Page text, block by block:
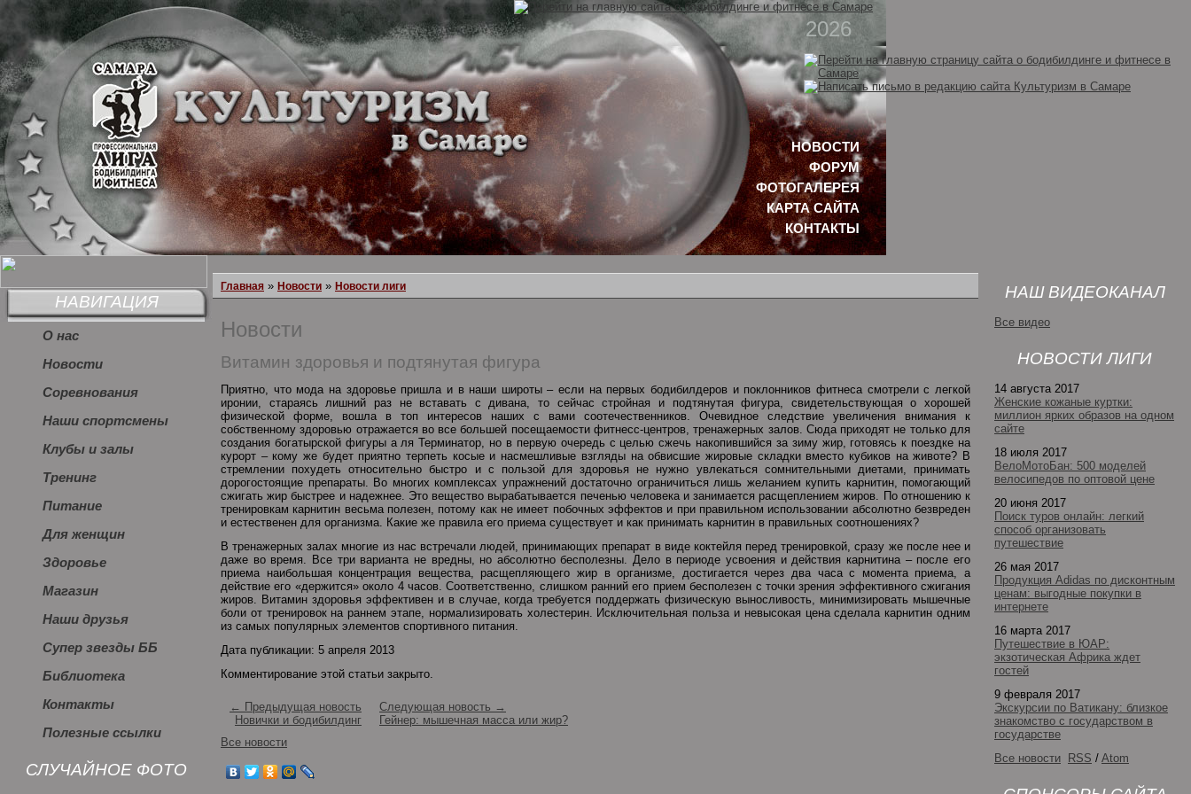
НАШ ВИДЕОКАНАЛ
Все видео
НОВОСТИ ЛИГИ
14 августа 2017
Женские кожаные куртки:
миллион ярких образов на одном
сайте
18 июля 2017
ВелоМотоБан: 500 моделей
велосипедов по оптовой цене
20 июня 2017
Поиск туров онлайн: легкий
способ организовать
путешествие
26 мая 2017
Продукция Adidas по дисконтным
ценам: выгодные покупки в
интернете
16 марта 2017
Путешествие в ЮАР:
экзотическая Африка ждет
гостей
9 февраля 2017
Экскурсии по Ватикану: близкое
знакомство с государством в
государстве
Все новости
RSS / Atom
НАВИГАЦИЯ
О нас
Новости
Соревнования
Наши спортсмены
Клубы и залы
Тренинг
Питание
Для женщин
Здоровье
Магазин
Наши друзья
Супер звезды ББ
Библиотека
Контакты
Полезные ссылки
СЛУЧАЙНОЕ ФОТО
Главная » Новости » Новости лиги
Новости
Витамин здоровья и подтянутая фигура
Приятно, что мода на здоровье пришла и в наши широты – если на первых бодибилдеров и поклонников фитнеса смотрели с легкой
иронии, стараясь лишний раз не вставать с дивана, то сейчас стройная и подтянутая фигура, свидетельствующая о хорошей
физической форме, вошла в топ интересов наших с вами соотечественников. Очевидное следствие увеличения внимания к
собственному здоровью отражается во все большей посещаемости фитнесс-центров, тренажерных залов. Сюда приходят не только для
создания богатырской фигуры а ля Терминатор, но в первую очередь с целью сжечь накопившийся за зиму жир, готовясь к поездке на
курорт – кому же будет приятно терпеть косые и насмешливые взгляды на обвисшие жировые складки вместо кубиков на животе? В
стремлении похудеть относительно быстро и с пользой для здоровья не нужно увлекаться сомнительными диетами, принимать
дорогостоящие препараты. Во многих комплексах упражнений достаточно ограничиться лишь желанием купить карнитин, помогающий
сжигать жир быстрее и надежнее. Это вещество вырабатывается печенью человека и занимается расщеплением жиров. По отношению к
тренировкам карнитин весьма полезен, потому как не имеет побочных эффектов и при правильном использовании абсолютно безвреден
и естественен для организма. Какие же правила его приема существует и как принимать карнитин в правильных соотношениях?
В тренажерных залах многие из нас встречали людей, принимающих препарат в виде коктейля перед тренировкой, сразу же после нее и
даже во время. Все три варианта не вредны, но абсолютно бесполезны. Дело в периоде усвоения и действия карнитина – после его
приема наибольшая концентрация вещества, расщепляющего жир в организме, достигается через два часа с момента приема, а
действие его «держится» около 4 часов. Соответственно, слишком ранний его прием бесполезен с точки зрения эффективного сжигания
жиров. Витамин здоровья эффективен и в случае, когда требуется поддержать физическую выносливость, минимизировать мышечные
боли от тренировок на раннем этапе, нормализировать холестерин. Исключительная польза и невысокая цена сделала карнитин одним
из самых популярных элементов спортивного питания.
Дата публикации: 5 апреля 2013
Комментирование этой статьи закрыто.
← Предыдущая новость
Новички и бодибилдинг
Следующая новость →
Гейнер: мышечная масса или жир?
Все новости
2026
НОВОСТИ
ФОРУМ
ФОТОГАЛЕРЕЯ
КАРТА САЙТА
КОНТАКТЫ